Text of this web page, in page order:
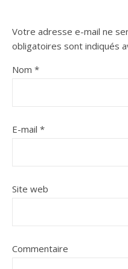
Votre adresse e-mail ne
obligatoires sont indiqués
Nom *
E-mail *
Site web
Commentaire